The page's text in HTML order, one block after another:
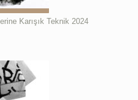
Karışık Teknik 2024